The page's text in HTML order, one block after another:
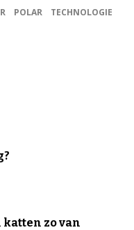
POLAR
TECHNOLOGIE
zo van